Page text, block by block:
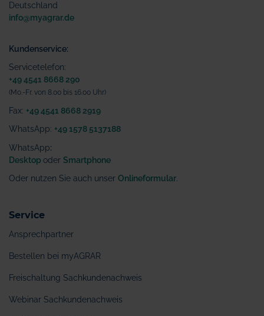
Deutschland
info@myagrar.de
Kundenservice:
Servicetelefon:
+49 4541 8668 290
(Mo.-Fr. von 8.00 bis 16.00 Uhr)
Fax: +49 4541 8668 2919
WhatsApp: +49 1578 5137188
WhatsApp:
Desktop oder Smartphone
Oder nutzen Sie auch unser Onlineformular
Service
Ansprechpartner
Bestellen bei myAGRAR
Freischaltung Sachkundenachweis
Webinar Sachkundenachweis